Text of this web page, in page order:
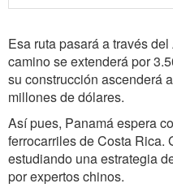
Esa ruta pasará a través
camino se extenderá por
su construcción ascenderá
millones de dólares.
Así pues, Panamá espera
ferrocarriles de Costa Rica.
estudiando una estrategia
por expertos chinos.